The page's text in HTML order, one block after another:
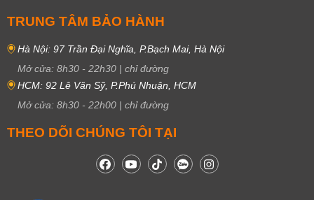
TRUNG TÂM BẢO HÀNH
Hà Nội: 97 Trần Đại Nghĩa, P.Bạch Mai, Hà Nội
Mở cửa: 8h30 - 22h30 | chỉ đường
HCM: 92 Lê Văn Sỹ, P.Phú Nhuận, HCM
Mở cửa: 8h30 - 22h00 | chỉ đường
THEO DÕI CHÚNG TÔI TẠI